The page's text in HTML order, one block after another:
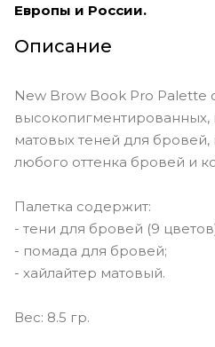
Европы и России.
Описание
New Brow Book Pro Palette
высокопигментированных,
матовых теней для
любого оттенка бровей и
Палетка содержит:
- тени для бровей (9
- помада для бровей;
- хайлайтер матовый.
Вес: 8.5 гр.